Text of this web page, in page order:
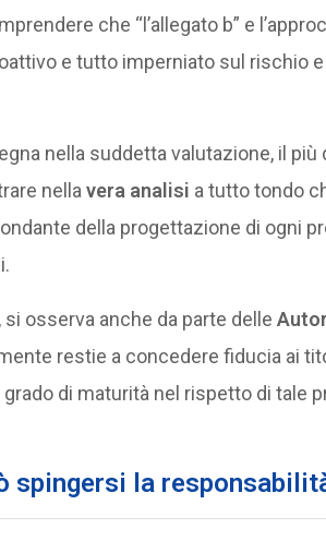
che “l’allegato b” e
e tutto imperniato sul rischio
nella suddetta valutazione, il
nella vera analisi a tutto tondo
della progettazione di ogni
osserva anche da parte delle
restie a concedere fiducia ai
di maturità nel rispetto di tale
spingersi la